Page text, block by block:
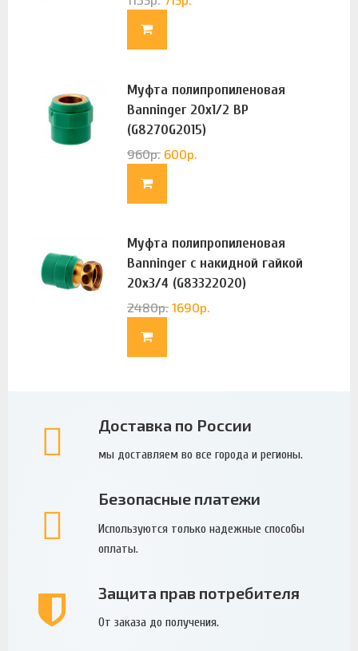
Муфта полипропиленовая
Banninger 20х1/2 ВР
(G8270G2015)
960р. 600р.
Муфта полипропиленовая
Banninger с накидной гайкой
20х3/4 (G83322020)
2480р. 1690р.
Доставка по России
мы доставляем во все города и регионы.
Безопасные платежи
Используются только надежные способы
оплаты.
Защита прав потребителя
От заказа до получения.